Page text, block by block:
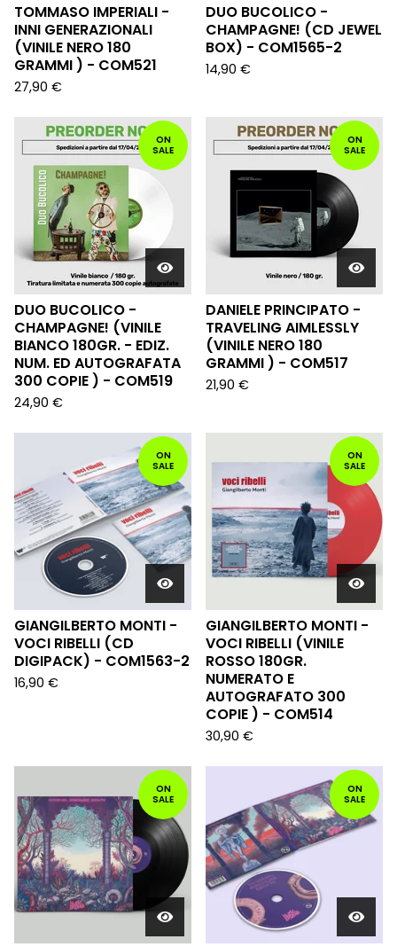
TOMMASO IMPERIALI -
INNI GENERAZIONALI
(VINILE NERO 180
GRAMMI ) - COM521
27,90 €
DUO BUCOLICO -
CHAMPAGNE! (CD JEWEL
BOX) - COM1565-2
14,90 €
ON
SALE
DUO BUCOLICO -
CHAMPAGNE! (VINILE
BIANCO 180GR. - EDIZ.
NUM. ED AUTOGRAFATA
300 COPIE ) - COM519
24,90 €
ON
SALE
DANIELE PRINCIPATO -
TRAVELING AIMLESSLY
(VINILE NERO 180
GRAMMI ) - COM517
21,90 €
ON
SALE
GIANGILBERTO MONTI -
VOCI RIBELLI (CD
DIGIPACK) - COM1563-2
16,90 €
ON
SALE
GIANGILBERTO MONTI -
VOCI RIBELLI (VINILE
ROSSO 180GR.
NUMERATO E
AUTOGRAFATO 300
COPIE ) - COM514
30,90 €
ON
SALE
ON
SALE